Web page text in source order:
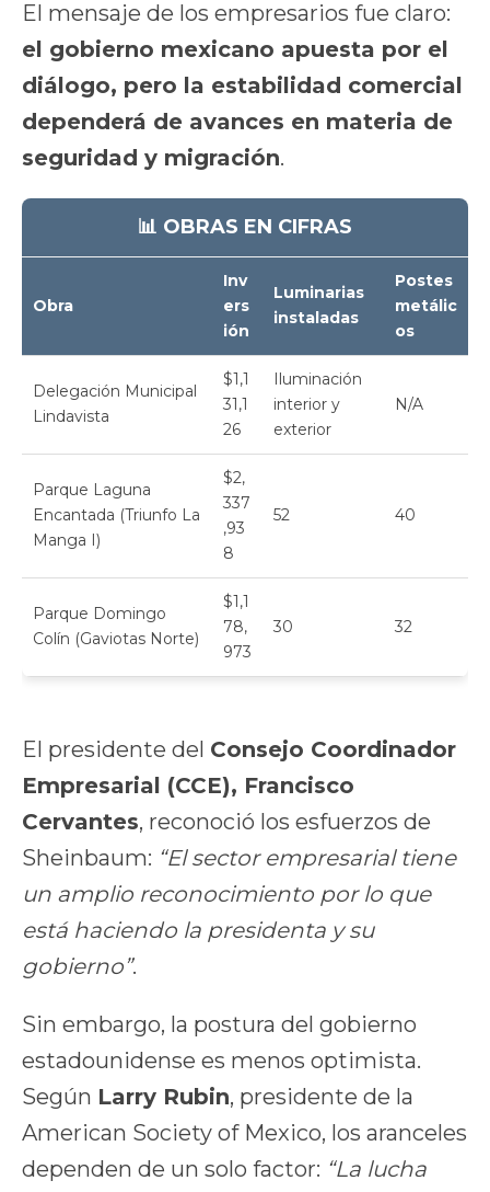
El mensaje de los empresarios fue claro:
el gobierno mexicano apuesta por el
diálogo, pero la estabilidad comercial
dependerá de avances en materia de
seguridad y migración.
📊 OBRAS EN CIFRAS
Obra
Inv
ers
ión
Luminarias
instaladas
Postes
metálic
os
Delegación Municipal
Lindavista
$1,1
31,1
26
Iluminación
interior y
exterior
N/A
Parque Laguna
Encantada (Triunfo La
Manga I)
$2,
337
,93
8
52 40
Parque Domingo
Colín (Gaviotas Norte)
$1,1
78,
973
30 32
El presidente del Consejo Coordinador
Empresarial (CCE), Francisco
Cervantes, reconoció los esfuerzos de
Sheinbaum: “El sector empresarial tiene
un amplio reconocimiento por lo que
está haciendo la presidenta y su
gobierno”.
Sin embargo, la postura del gobierno
estadounidense es menos optimista.
Según Larry Rubin, presidente de la
American Society of Mexico, los aranceles
dependen de un solo factor: “La lucha